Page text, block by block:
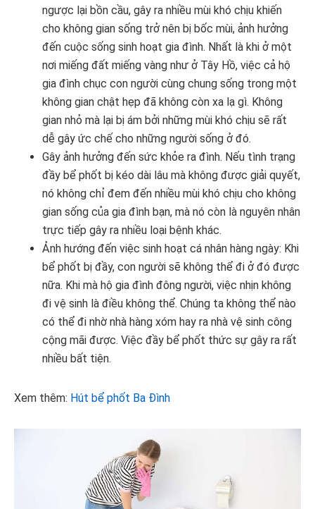
ngược lại bồn cầu, gây ra nhiều mùi khó chịu khiến
cho không gian sống trở nên bị bốc mùi, ảnh hưởng
đến cuộc sống sinh hoạt gia đình. Nhất là khi ở một
nơi miếng đất miếng vàng như ở Tây Hồ, việc cả hộ
gia đình chục con người cùng chung sống trong một
không gian chật hẹp đã không còn xa lạ gì. Không
gian nhỏ mà lại bị ám bởi những mùi khó chịu sẽ rất
dễ gây ức chế cho những người sống ở đó.
Gây ảnh hưởng đến sức khỏe ra đình. Nếu tình trạng
đầy bể phốt bị kéo dài lâu mà không được giải quyết,
nó không chỉ đem đến nhiều mùi khó chịu cho không
gian sống của gia đình bạn, mà nó còn là nguyên nhân
trực tiếp gây ra nhiều loại bệnh khác.
Ảnh hướng đến việc sinh hoạt cá nhân hàng ngày: Khi
bể phốt bị đầy, con người sẽ không thể đi ở đó được
nữa. Khi mà hộ gia đình đông người, việc nhịn không
đi vệ sinh là điều không thể. Chúng ta không thể nào
có thể đi nhờ nhà hàng xóm hay ra nhà vệ sinh công
cộng mãi được. Việc đầy bể phốt thức sự gây ra rất
nhiều bất tiện.
Xem thêm: Hút bể phốt Ba Đình